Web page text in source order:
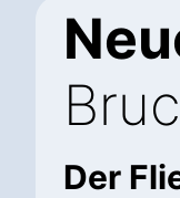
Der